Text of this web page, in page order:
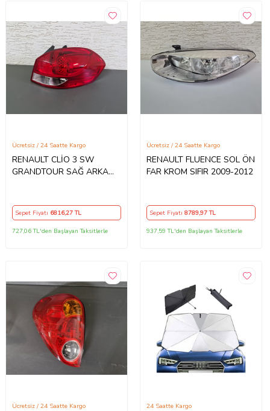
RENAULT CLİO 3 SW
GRANDTOUR SAĞ ARKA
Ücretsiz / 24 Saatte Kargo
Sepet Fiyatı 6816,27 TL
727,06 TL'den Başlayan Taksitlerle
RENAULT FLUENCE SOL ÖN
FAR KROM SIFIR 2009-2012
Ücretsiz / 24 Saatte Kargo
Sepet Fiyatı8789,97 TL
937,59 TL'den Başlayan Taksitlerle
Ücretsiz / 24 Saatte Kargo 24 Saatte Kargo